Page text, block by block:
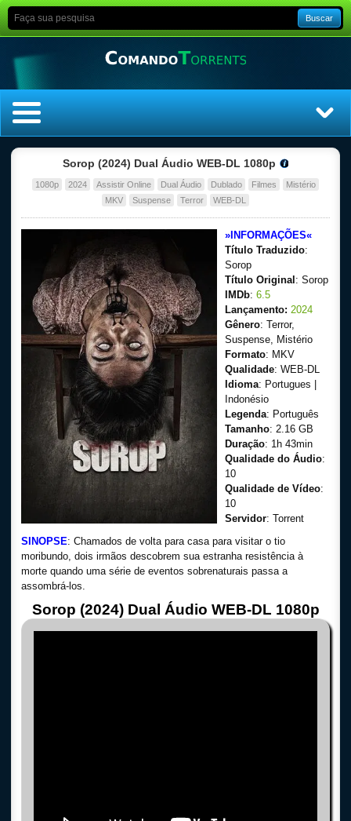
Buscar
Top Filmes
Top Séries
Dublado
Legendado
Sorop (2024) Dual Áudio WEB-DL 1080p
1080p 2024 Assistir Online Dual Áudio Dublado Filmes
Mistério
MKV
Suspense Terror WEB-DL
»INFORMAÇÕES«
Título Traduzido:
Sorop
Título Original : Sorop
IMDb: 6.5
Lançamento: 2024
Gênero: Terror,
Suspense, Mistério
Formato: MKV
Qualidade: WEB-DL
Idioma: Portugues |
Indonésio
Legenda: Português
Tamanho: 2.16 GB
Duração: 1h 43min
Qualidade do Áudio:
10
Qualidade de Vídeo:
10
Servidor: Torrent
SINOPSE: Chamados de volta para casa para visitar o tio
moribundo, dois irmãos descobrem sua estranha resistência à
morte quando uma série de eventos sobrenaturais passa a
assombrá-los.
Sorop (2024) Dual Áudio WEB-DL 1080p